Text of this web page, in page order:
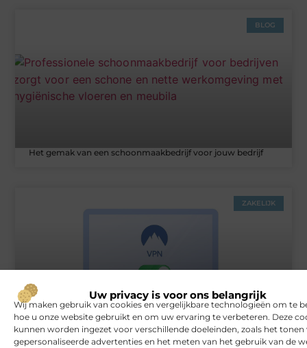
Uw privacy is voor ons belangrijk
Wij maken gebruik van cookies en vergelijkbare technologieën om te
hoe u onze website gebruikt en om uw ervaring te verbeteren. Deze
kunnen worden ingezet voor verschillende doeleinden, zoals het tonen
gepersonaliseerde advertenties en het meten van het gebruik van de
BLOG
Het gemak van een schoonmaakbedrijf voor jouw bedrijf
ZAKELIJK
Rust en vertrouwen op elke locatie